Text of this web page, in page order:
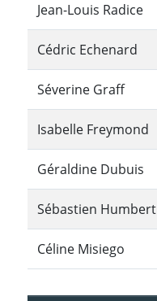
Jean-Louis Radice
Cédric Echenard
Séverine Graff
Isabelle Freymond
Géraldine Dubuis
Sébastien Humbert
Céline Misiego